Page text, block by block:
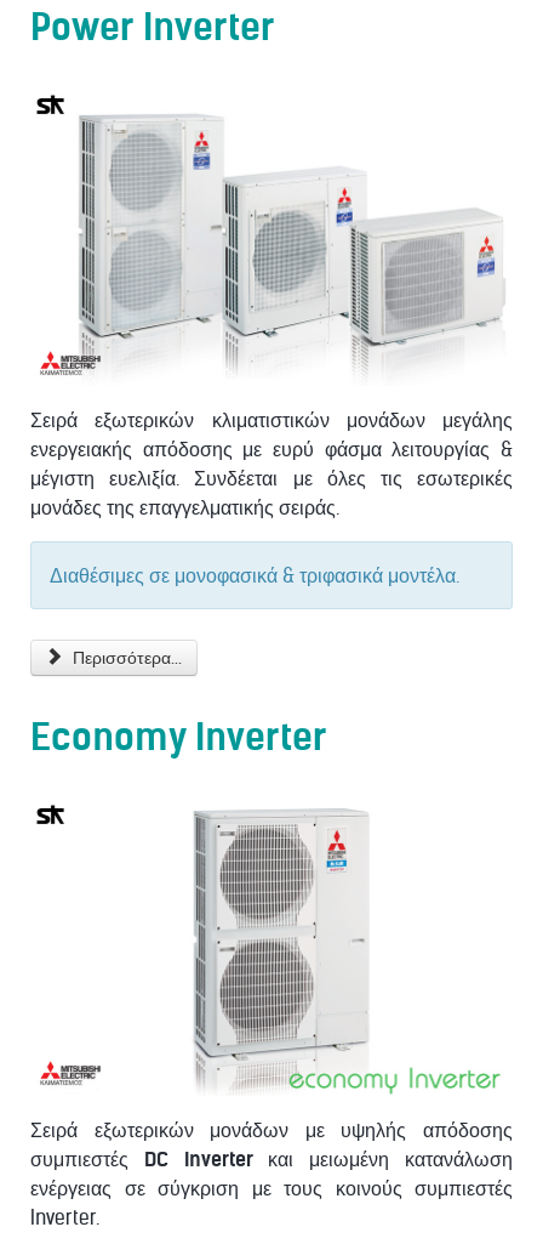
Power Inverter
Σειρά εξωτερικών κλιματιστικών μονάδων μεγάλης
ενεργειακής απόδοσης με ευρύ φάσμα λειτουργίας &
μέγιστη ευελιξία. Συνδέεται με όλες τις εσωτερικές
μονάδες της επαγγελματικής σειράς.
Διαθέσιμες σε μονοφασικά & τριφασικά μοντέλα.
Περισσότερα...
Economy Inverter
Σειρά εξωτερικών μονάδων με υψηλής απόδοσης
συμπιεστές DC Inverterκαι μειωμένη κατανάλωση
ενέργειας σε σύγκριση με τους κοινούς συμπιεστές
Inverter.